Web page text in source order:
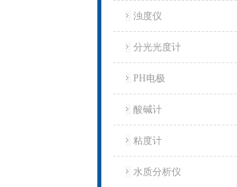
浊度仪
分光光度计
PH电极
酸碱计
粘度计
水质分析仪